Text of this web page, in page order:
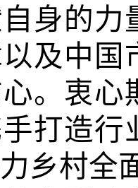
身的力
及中
。衷
打造行
乡村全